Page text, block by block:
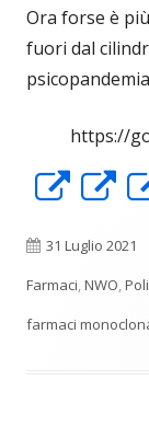
Ora forse è
fuori dal
https://
Apre
una
Pubblicato
31 Luglio 2021
Farmaci,NWO,
farmaci